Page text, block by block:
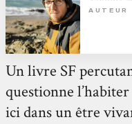
AUTEUR
Un livre SF
questionne
ici dans un être